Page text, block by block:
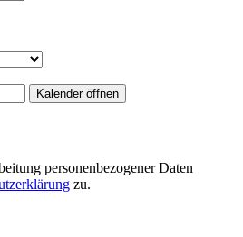
Kalender öffnen
personenbezogener Daten
zu.